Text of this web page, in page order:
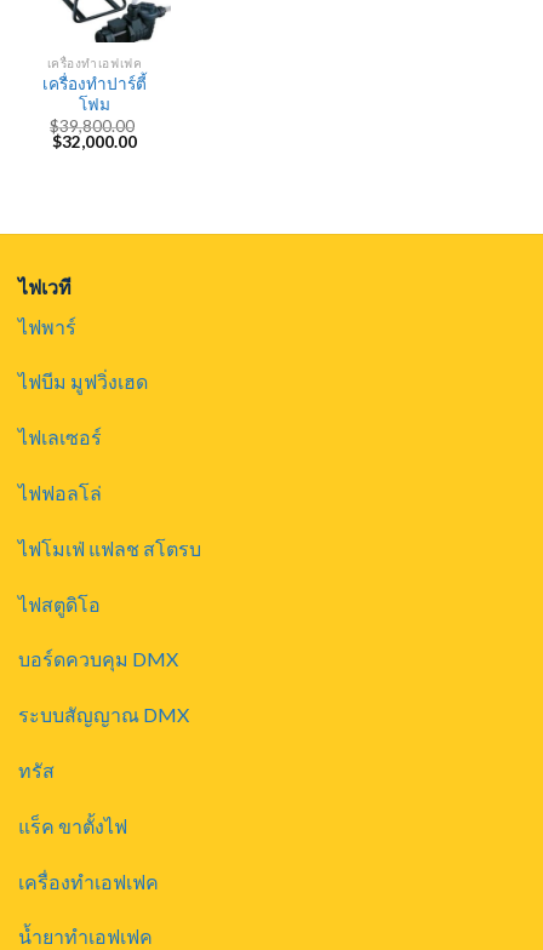
เครื่องทำเอฟเฟค
เครื่องทำปาร์ตี้
โฟม
$39,800.00
Original
price
$32,000.00Current
ไฟเวที
ไฟพาร์
ไฟบีม มูฟวิ่งเฮด
ไฟเลเซอร์
ไฟฟอลโล่
ไฟโมเฟ่ แฟลช สโตรบ
ไฟสตูดิโอ
บอร์ดควบคุม DMX
ระบบสัญญาณ DMX
ทรัส
แร็ค ขาตั้งไฟ
เครื่องทำเอฟเฟค
น้ำยาทำเอฟเฟค